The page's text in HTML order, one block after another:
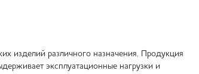
изделий различного назначения. Продукция
эксплуатационные нагрузки и